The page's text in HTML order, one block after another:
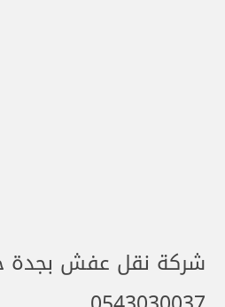
شركة نقل عفش بجدة